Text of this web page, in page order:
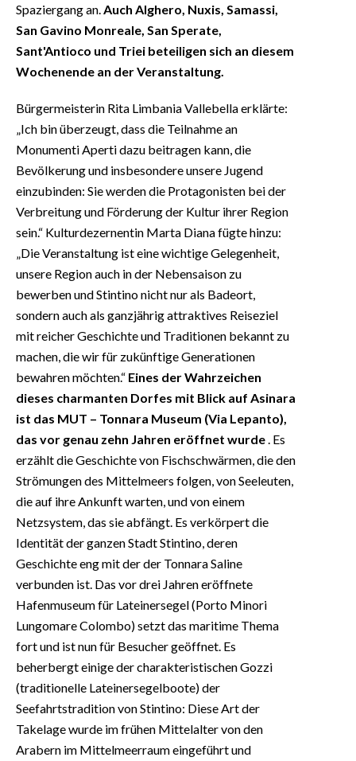
VIDEO
INFO AZIENDE
ABBONATI
ANNUNCI
NECROLOGI
PUBBLICITÀ
SPIAGGE
Spaziergang an. Auch Alghero, Nuxis, Samassi,
San Gavino Monreale, San Sperate,
Sant'Antioco und Triei beteiligen sich an diesem
Wochenende an der Veranstaltung.
Bürgermeisterin Rita Limbania Vallebella erklärte:
„Ich bin überzeugt, dass die Teilnahme an
Monumenti Aperti dazu beitragen kann, die
Bevölkerung und insbesondere unsere Jugend
einzubinden: Sie werden die Protagonisten bei der
Verbreitung und Förderung der Kultur ihrer Region
sein.“ Kulturdezernentin Marta Diana fügte hinzu:
„Die Veranstaltung ist eine wichtige Gelegenheit,
unsere Region auch in der Nebensaison zu
bewerben und Stintino nicht nur als Badeort,
sondern auch als ganzjährig attraktives Reiseziel
mit reicher Geschichte und Traditionen bekannt zu
machen, die wir für zukünftige Generationen
bewahren möchten.“ Eines der Wahrzeichen
dieses charmanten Dorfes mit Blick auf Asinara
ist das MUT – Tonnara Museum (Via Lepanto),
das vor genau zehn Jahren eröffnet wurde . Es
erzählt die Geschichte von Fischschwärmen, die den
Strömungen des Mittelmeers folgen, von Seeleuten,
die auf ihre Ankunft warten, und von einem
Netzsystem, das sie abfängt. Es verkörpert die
Identität der ganzen Stadt Stintino, deren
Geschichte eng mit der der Tonnara Saline
verbunden ist. Das vor drei Jahren eröffnete
Hafenmuseum für Lateinersegel (Porto Minori
Lungomare Colombo) setzt das maritime Thema
fort und ist nun für Besucher geöffnet. Es
beherbergt einige der charakteristischen Gozzi
(traditionelle Lateinersegelboote) der
Seefahrtstradition von Stintino: Diese Art der
Takelage wurde im frühen Mittelalter von den
Arabern im Mittelmeerraum eingeführt und